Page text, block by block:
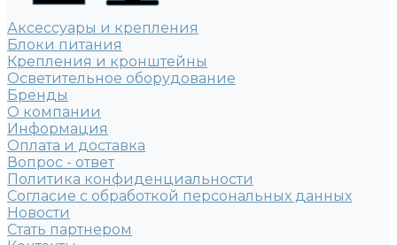
Аксессуары и крепления
Блоки питания
Крепления и кронштейны
Осветительное оборудование
Бренды
О компании
Информация
Оплата и доставка
Вопрос - ответ
Политика конфиденциальности
Согласие с обработкой персональных данных
Новости
Стать партнером